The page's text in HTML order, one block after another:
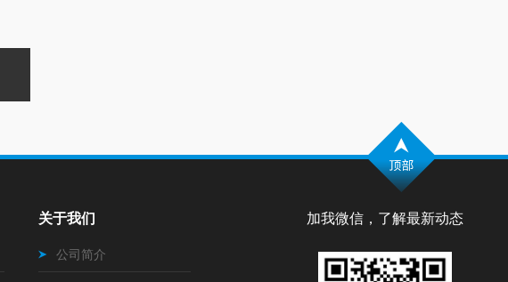
加我微信，了解最新动态
关于我们
公司简介